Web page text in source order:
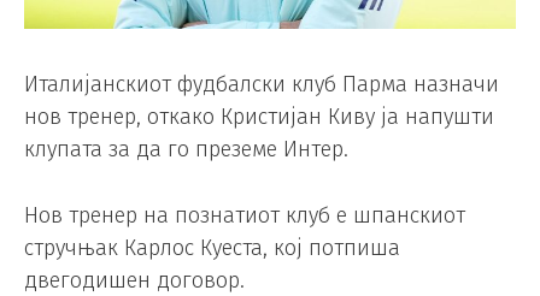
Италијанскиот фудбалски клуб Парма назначи
нов тренер, откако Кристијан Киву ја напушти
клупата за да го преземе Интер.
Нов тренер на познатиот клуб е шпанскиот
стручњак Карлос Куеста, кој потпиша
двегодишен договор.